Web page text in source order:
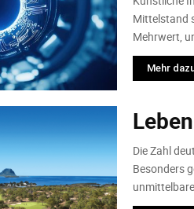
Mittelstand
Mehrwert,
Mehr
Die Zahl
Besonders